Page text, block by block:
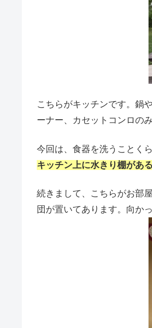
こちらがキッチンです。鍋
ーナー、カセットコンロのみ
今回は、食器を洗うことく
キッチン上に水きり棚があ
続きまして、こちらがお部
団が置いてあります。向か